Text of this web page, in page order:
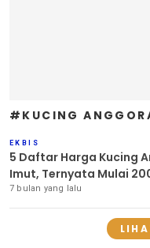
#KUCING
EKBIS
5 Daftar Harga Kucing
Imut, Ternyata Mulai
7 bulan yang lalu